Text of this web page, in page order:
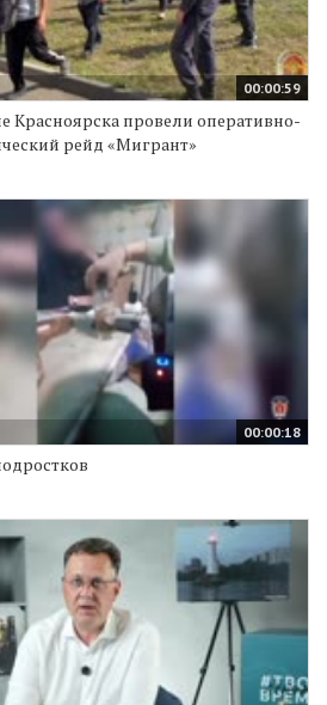
00:00:59
Красноярска провели оперативно-
рейд «Мигрант»
00:00:18